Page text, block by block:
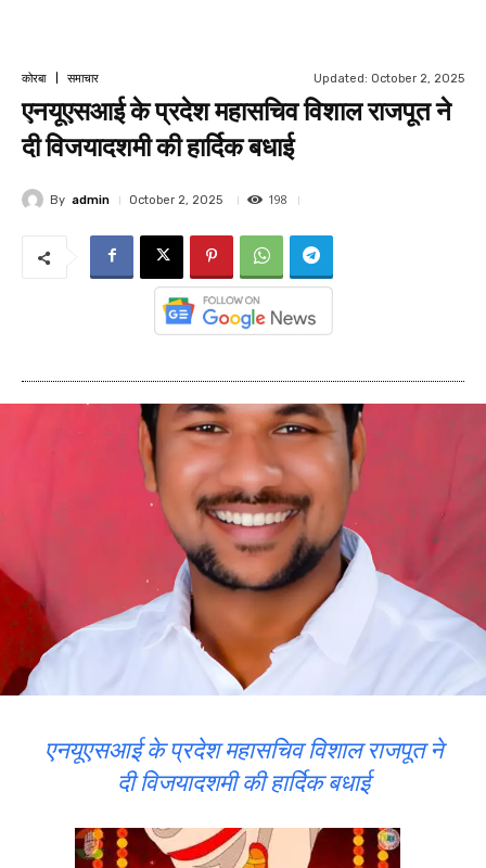
कोरबा समाचार Updated: October 2, 2025
एनयूएसआई के प्रदेश महासचिव विशाल राजपूत ने
दी विजयादशमी की हार्दिक बधाई
By admin October 2, 2025 198
एनयूएसआई के प्रदेश महासचिव विशाल राजपूत ने
दी विजयादशमी की हार्दिक बधाई